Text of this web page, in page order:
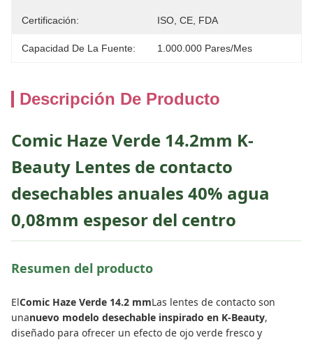
Certificación: ISO, CE, FDA
Capacidad De La Fuente: 1.000.000 Pares/mes
Descripción De Producto
Comic Haze Verde 14.2mm K-
Beauty Lentes de contacto
desechables anuales 40% agua
0,08mm espesor del centro
Resumen del producto
ElComic Haze Verde 14.2 mmLas lentes de contacto son
unanuevo modelo desechable inspirado en K-Beauty,
diseñado para ofrecer un efecto de ojo verde fresco y